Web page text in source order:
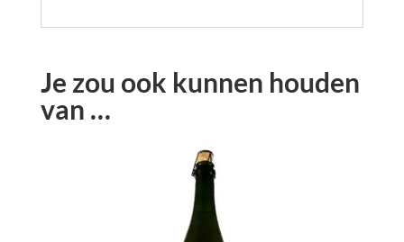
Je zou ook kunnen houden
van …